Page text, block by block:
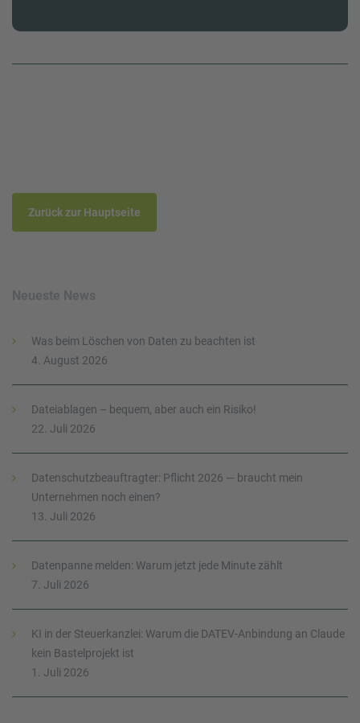
Zurück zur Hauptseite
Neueste News
Was beim Löschen von Daten zu beachten ist
4. August 2026
Dateiablagen – bequem, aber auch ein Risiko!
22. Juli 2026
Datenschutzbeauftragter: Pflicht 2026 — braucht mein
Unternehmen noch einen?
13. Juli 2026
Datenpanne melden: Warum jetzt jede Minute zählt
7. Juli 2026
KI in der Steuerkanzlei: Warum die DATEV-Anbindung an Claude
kein Bastelprojekt ist
1. Juli 2026